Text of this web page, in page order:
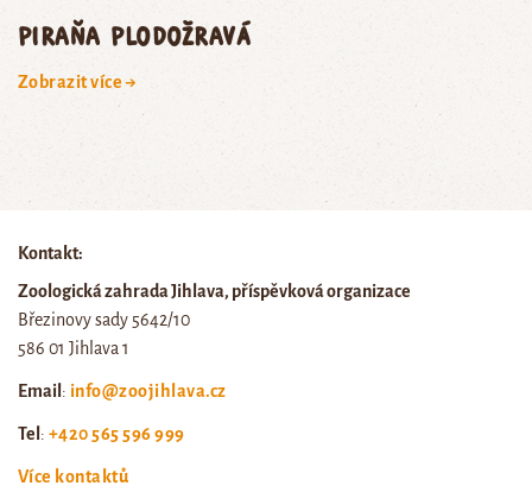
piraňa plodožravá
Zobrazit více →
Kontakt:
Zoologická zahrada Jihlava, příspěvková organizace
Březinovy sady 5642/10
586 01 Jihlava 1
Email : info@zoojihlava.cz
Tel : +420 565 596 999
Více kontaktů